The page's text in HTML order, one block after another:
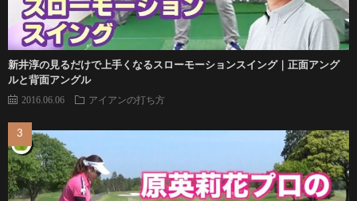
新井淳の見るだけで上手くなるスローモーションスイング｜正面アング
ルと背面アングル
2016.06.06 アイアンの打ち方